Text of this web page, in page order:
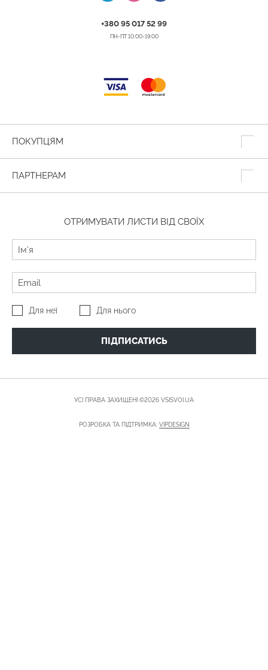
+380 95 017 52 99
ПН-ПТ 10:00-19:00
ПОКУПЦЯМ
ПАРТНЕРАМ
ОТРИМУВАТИ ЛИСТИ ВІД СВОЇХ
Для неї Для нього
ПІДПИСАТИСЬ
УСІ ПРАВА ЗАХИЩЕНІ ©2026 VSISVOI.UA
РОЗРОБКА ТА ПІДТРИМКА: VIPDESIGN